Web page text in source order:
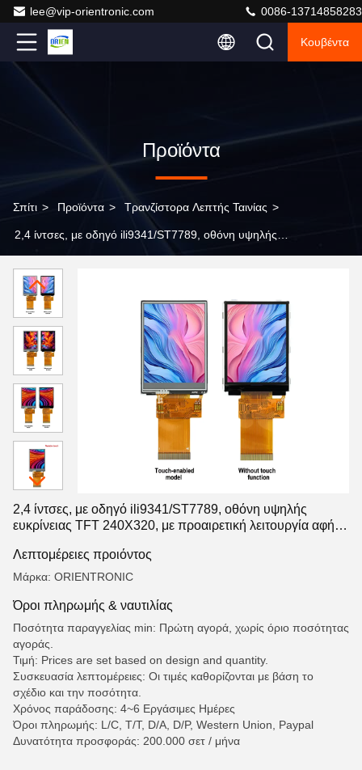
lee@vip-orientronic.com 0086-13714858283
Κουβέντα
Προϊόντα
Σπίτι > Προϊόντα > Τρανζίστορα Λεπτής Ταινίας >
2,4 ίντσες, με οδηγό ili9341/ST7789, οθόνη υψηλής
ή χωρίς αφής
2,4 ίντσες, με οδηγό ili9341/ST7789, οθόνη υψηλής
ευκρίνειας TFT 240X320, με προαιρετική λειτουργία αφής
Λεπτομέρειες προιόντος
Μάρκα: ORIENTRONIC
Όροι πληρωμής & ναυτιλίας
Ποσότητα παραγγελίας min: Πρώτη αγορά, χωρίς όριο ποσότητας
αγοράς.
Τιμή: Prices are set based on design and quantity.
Συσκευασία λεπτομέρειες: Οι τιμές καθορίζονται με βάση το
σχέδιο και την ποσότητα.
Χρόνος παράδοσης: 4~6 Εργάσιμες Ημέρες
Όροι πληρωμής: L/C, T/T, D/A, D/P, Western Union, Paypal
Δυνατότητα προσφοράς: 200.000 σετ / μήνα